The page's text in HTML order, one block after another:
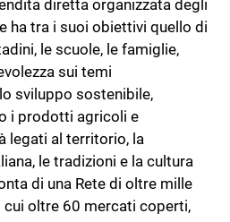
diretta organizzata degli
ha tra i suoi obiettivi quello di
le scuole, le famiglie,
sui temi
sviluppo sostenibile,
i prodotti agricoli e
legati al territorio, la
le tradizioni e la cultura
di una Rete di oltre mille
oltre 60 mercati coperti,